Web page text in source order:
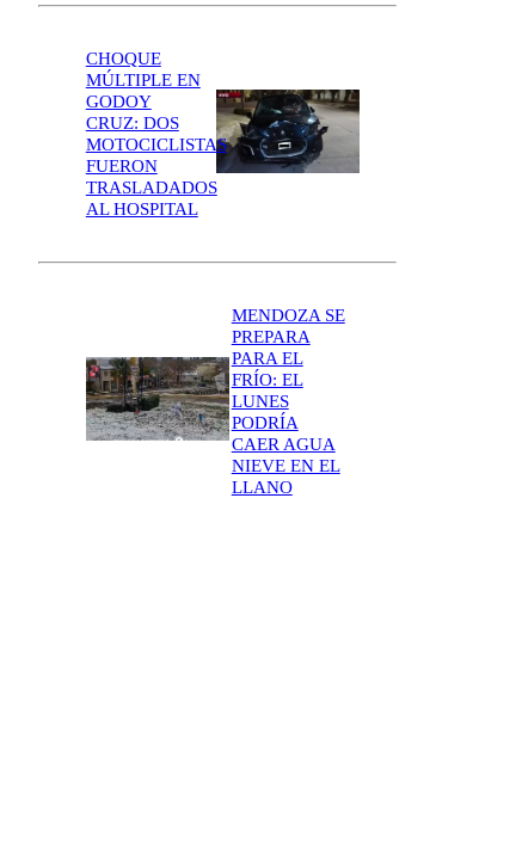
CHOQUE
MÚLTIPLE EN
GODOY
CRUZ: DOS
MOTOCICLISTAS
FUERON
TRASLADADOS
AL HOSPITAL
MENDOZA SE
PREPARA
PARA EL
FRÍO: EL
LUNES
PODRÍA
CAER AGUA
NIEVE EN EL
LLANO